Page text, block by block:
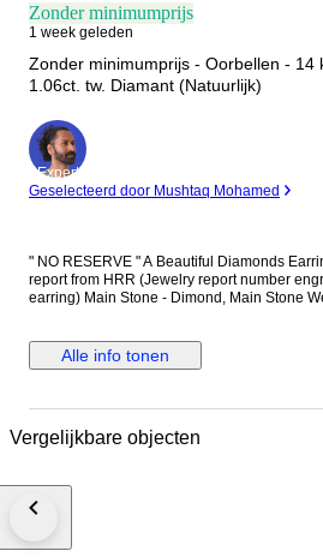
Zonder minimumprijs
1 week geleden
Zonder minimumprijs - Oorbellen - 14
1.06ct. tw. Diamant (Natuurlijk)
Expert
Geselecteerd door Mushtaq Mohamed
" NO RESERVE " A Beautiful Diamonds Earrings. Comes with
report from HRR (Jewelry report number
earring) Main Stone - Dimond, Main Stone Weight - 1.06 Carat, HRD
Alle info tonen
Vergelijkbare objecten